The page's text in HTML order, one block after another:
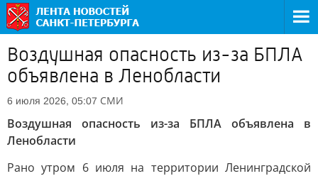
Воздушная опасность из-за БПЛА
объявлена в Ленобласти
6 июля 2026, 05:07 СМИ
Воздушная опасность из-за БПЛА объявлена в
Ленобласти
Рано утром 6 июля на территории Ленинградской